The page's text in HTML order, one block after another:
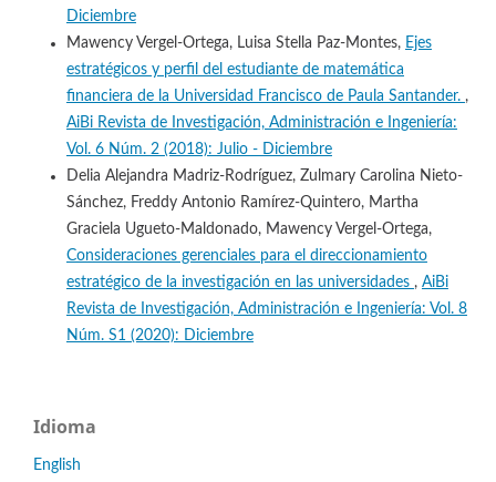
Diciembre
Mawency Vergel-Ortega, Luisa Stella Paz-Montes, Ejes
estratégicos y perfil del estudiante de matemática
financiera de la Universidad Francisco de Paula Santander. ,
AiBi Revista de Investigación, Administración e Ingeniería:
Vol. 6 Núm. 2 (2018): Julio - Diciembre
Delia Alejandra Madriz-Rodríguez, Zulmary Carolina Nieto-
Sánchez, Freddy Antonio Ramírez-Quintero, Martha
Graciela Ugueto-Maldonado, Mawency Vergel-Ortega,
Consideraciones gerenciales para el direccionamiento
estratégico de la investigación en las universidades , AiBi
Revista de Investigación, Administración e Ingeniería: Vol. 8
Núm. S1 (2020): Diciembre
Idioma
English